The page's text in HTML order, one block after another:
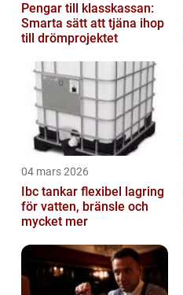
Pengar till klasskassan:
Smarta sätt att tjäna ihop
till drömprojektet
04 mars 2026
Ibc tankar flexibel lagring
för vatten, bränsle och
mycket mer